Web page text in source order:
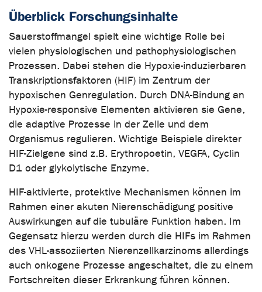
Überblick Forschungsinhalte
Sauerstoffmangel spielt eine wichtige Rolle bei
vielen physiologischen und pathophysiologischen
Prozessen. Dabei stehen die Hypoxie-induzierbaren
Transkriptionsfaktoren (HIF) im Zentrum der
hypoxischen Genregulation. Durch DNA-Bindung an
Hypoxie-responsive Elementen aktivieren sie Gene,
die adaptive Prozesse in der Zelle und dem
Organismus regulieren. Wichtige Beispiele direkter
HIF-Zielgene sind z.B. Erythropoetin, VEGFA, Cyclin
D1 oder glykolytische Enzyme.
HIF-aktivierte, protektive Mechanismen können im
Rahmen einer akuten Nierenschädigung positive
Auswirkungen auf die tubuläre Funktion haben. Im
Gegensatz hierzu werden durch die HIFs im Rahmen
des VHL-assoziierten Nierenzellkarzinoms allerdings
auch onkogene Prozesse angeschaltet, die zu einem
Fortschreiten dieser Erkrankung führen können.